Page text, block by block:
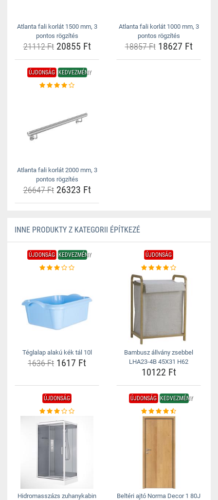
Atlanta fali korlát 1500 mm, 3
pontos rögzítés
21112 Ft20855 Ft
Atlanta fali korlát 1000 mm, 3
pontos rögzítés
18857 Ft18627 Ft
ÚJDONSÁG KEDVEZMÉNY
Atlanta fali korlát 2000 mm, 3
pontos rögzítés
26647 Ft26323 Ft
INNE PRODUKTY Z KATEGORII ÉPÍTKEZÉ
ÚJDONSÁG KEDVEZMÉNY
Téglalap alakú kék tál 10l
1636 Ft 1617 Ft
ÚJDONSÁG
Bambusz állvány zsebbel
LHA23-4B 45X31 H62
10122 Ft
ÚJDONSÁG
Hidromasszázs zuhanykabin
ÚJDONSÁG KEDVEZMÉNY
Beltéri ajtó Norma Decor 1 80J